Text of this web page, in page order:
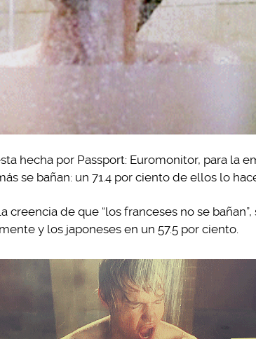
hecha por Passport: Euromonitor, para la
se bañan: un 71.4 por ciento de ellos lo
creencia de que “los franceses no se
y los japoneses en un 57.5 por ciento.